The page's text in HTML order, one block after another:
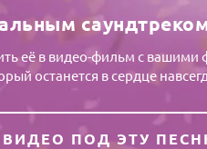
её в видео-фильм с
останется в сердце
ПОД ЭТУ